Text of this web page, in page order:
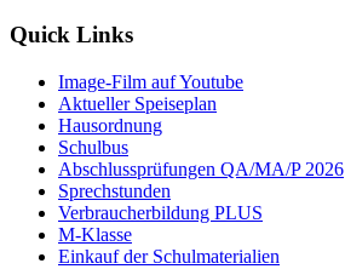
Quick Links
Image-Film auf Youtube
Aktueller Speiseplan
Hausordnung
Schulbus
Abschlussprüfungen QA/MA/P 2026
Sprechstunden
Verbraucherbildung PLUS
M-Klasse
Einkauf der Schulmaterialien